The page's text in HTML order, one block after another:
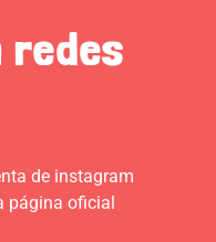
redes
de instagram
página oficial